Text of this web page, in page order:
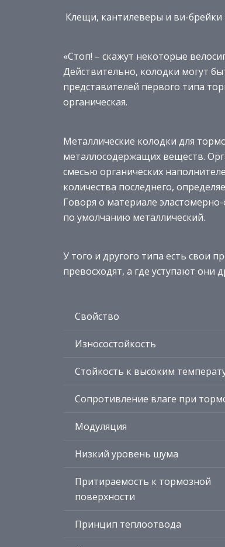
Клещи, кантилеверы и ви-брейки
«Стоп! – скажут некоторые
Действительно, колодки могут
представителей первого типа
органическая.
Металлические колодки для
металлосодержащих веществ.
смесью органических
количества последнего,
Говоря о материале
по умолчанию металлический.
У того и другого типа есть свои
превосходят, а где уступают они
Свойство
Износостойкость
Стойкость к высоким
Сопротивление влаге при
Модуляция
Низкий уровень шума
Притираемость к тормозной
поверхности
Принцип теплоотвода